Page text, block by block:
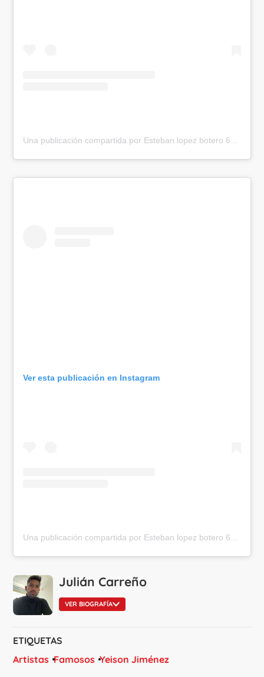
Ver esta publicación en Instagram
Julián Carreño
VER BIOGRAFÍA
ETIQUETAS
Artistas Famosos Yeison Jiménez